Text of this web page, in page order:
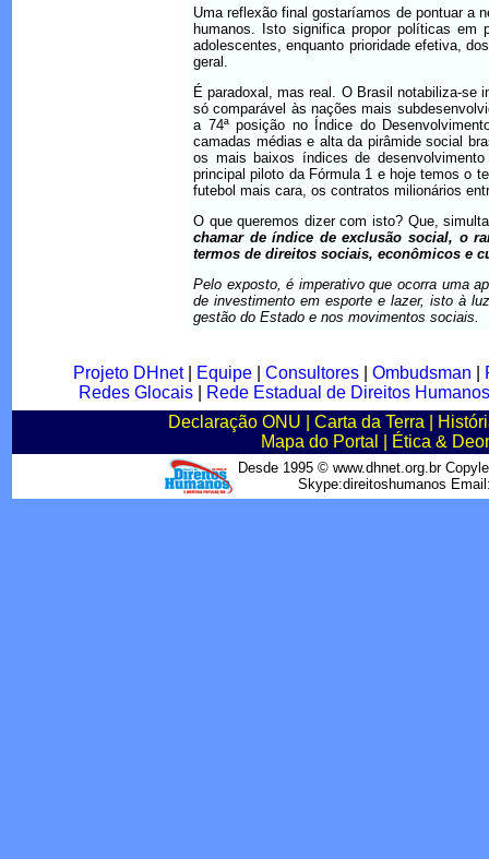
Uma reflexão final gostaríamos de pontuar a
humanos. Isto significa propor políticas em
adolescentes, enquanto prioridade efetiva,
geral.
É paradoxal, mas real. O Brasil notabiliza-se
só comparável às nações mais
a 74ª posição no Índice do
camadas médias e alta da pirâmide social
os mais baixos índices de
principal piloto da Fórmula 1 e hoje temos o
futebol mais cara, os contratos milionários
O que queremos dizer com isto? Que,
chamar de índice de exclusão social, o
termos de direitos sociais, econômicos e
Pelo exposto, é imperativo que ocorra uma
de investimento em esporte e lazer, isto à
gestão do Estado e nos movimentos sociais.
Projeto DHnet| Equipe| Consultores| Ombudsman
Redes Glocais|
Rede Estadual de Direitos
Declaração ONU
Carta da Terra
Mapa do Portal
Ética &
Desde 1995 © www.dhnet.org.br
Skype:direitoshumanos